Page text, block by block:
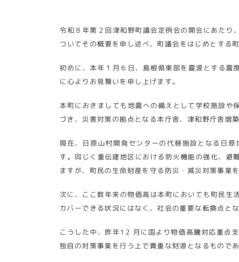
令和８年第２回津和野町議会定例会の開会にあたり
ついてその概要を申し述べ、町議会をはじめとする
初めに、本年１月６日、島根県東部を震源とする震
に心よりお見舞いを申し上げます。
本町におきましても地震への備えとして学校施設や
づき、災害対策の拠点となる本庁舎、津和野庁舎増
現在、日原山村開発センターの代替施設となる日
す。同じく重伝建地区における防火機能の強化、避
ますが、町民の生命財産を守る防災・減災対策事業
次に、ここ数年来の物価高は本町においても町民
カバーできる状況にはなく、社会の重要な転換点と
こうした中、昨年12 月に国より物価高騰対応重点
独自の対策事業を行う上で貴重な財源となるもので